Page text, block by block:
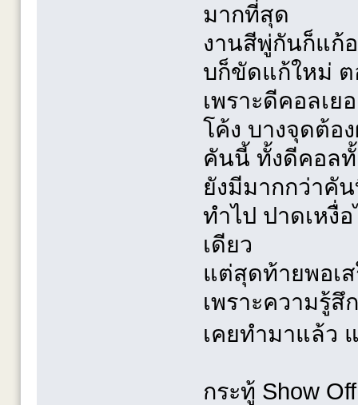
มากที่สุด
งานสีพู่กันก็แก้
บก็ขัดแก้ใหม่
เพราะดีคอลเย
โค้ง บางจุดต้อ
คันนี้ ทั้งดีคอลทั้
ยังมีมากกว่าคั
ทำไป ปาดเหงื่
เดียว
แต่สุดท้ายพอเ
เพราะความรู้
เคยทำมาแล้ว
กระทู้ Show